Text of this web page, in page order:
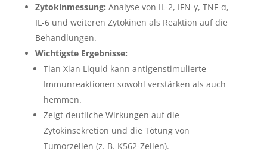
Zytokinmessung: Analyse von IL-2, IFN-γ, TNF-α,
IL-6 und weiteren Zytokinen als Reaktion auf die
Behandlungen.
Wichtigste Ergebnisse:
Tian Xian Liquid kann antigenstimulierte
Immunreaktionen sowohl verstärken als auch
hemmen.
Zeigt deutliche Wirkungen auf die
Zytokinsekretion und die Tötung von
Tumorzellen (z. B. K562-Zellen).